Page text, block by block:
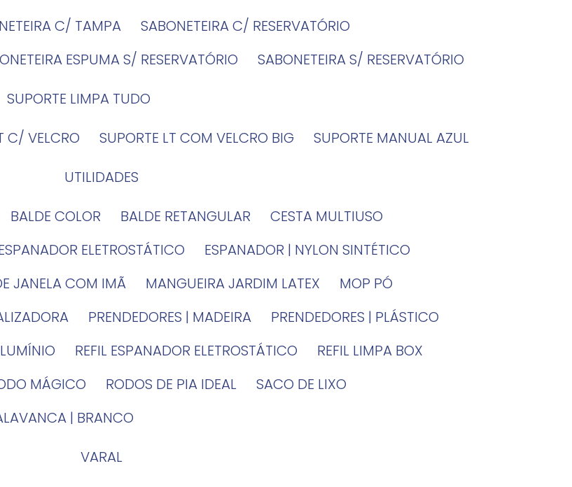
C/ TAMPA
SABONETEIRA C/ RESERVATÓRIO
ESPUMA S/ RESERVATÓRIO
SABONETEIRA S/ RESERVATÓRIO
SUPORTE LIMPA TUDO
C/ VELCRO SUPORTE LT COM VELCRO BIG
SUPORTE MANUAL AZUL
UTILIDADES
BALDE COLOR BALDE RETANGULAR
CESTA MULTIUSO
ESPANADOR ELETROSTÁTICO
ESPANADOR | NYLON SINTÉTICO
JANELA COM IMÃ MANGUEIRA JARDIM LATEX
MOP PÓ
PRENDEDORES | MADEIRA
PRENDEDORES | PLÁSTICO
REFIL ESPANADOR ELETROSTÁTICO
REFIL LIMPA BOX
MÁGICO RODOS DE PIA IDEAL
SACO DE LIXO
| BRANCO
VARAL